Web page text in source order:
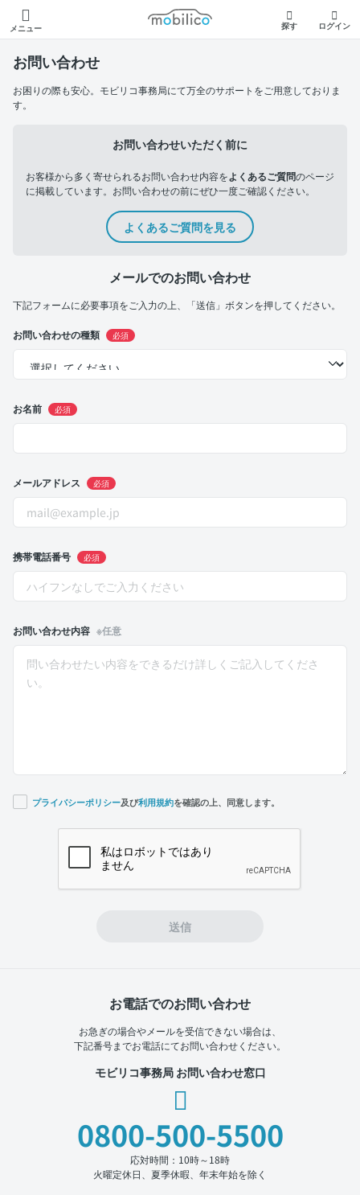
メニュー
モビリコ
探す ログイン
お問い合わせ
お困りの際も安心。モビリコ事務局にて万全のサポートをご用意しておりま
す。
お問い合わせいただく前に
お客様から多く寄せられるお問い合わせ内容をよくあるご質問のページ
に掲載しています。お問い合わせの前にぜひ一度ご確認ください。
よくあるご質問を見る
メールでのお問い合わせ
下記フォームに必要事項をご入力の上、「送信」ボタンを押してください。
お問い合わせの種類 必須
お名前 必須
メールアドレス 必須
携帯電話番号 必須
お問い合わせ内容 ※任意
プライバシーポリシー及び利用規約を確認の上、同意します。
送信
お電話でのお問い合わせ
お急ぎの場合やメールを受信できない場合は、
下記番号までお電話にてお問い合わせください。
モビリコ事務局 お問い合わせ窓口
0800-500-5500
応対時間：10時～18時
火曜定休日、夏季休暇、年末年始を除く